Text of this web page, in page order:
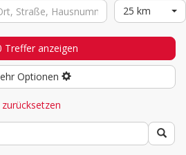
25 km
Treffer anzeigen
Optionen
zurücksetzen